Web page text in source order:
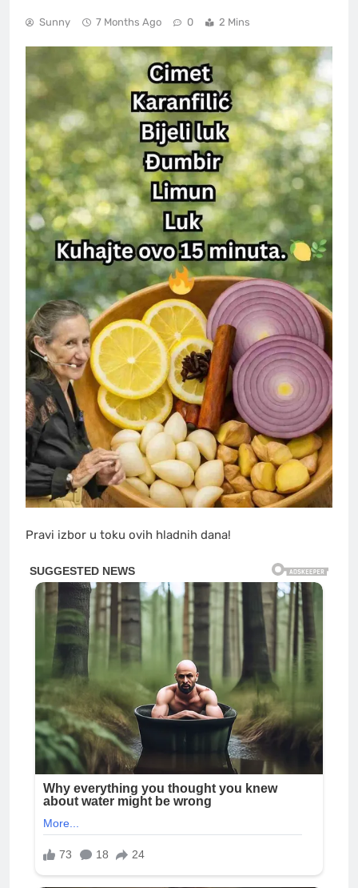
Sunny 7 Months Ago 0 2 Mins
Pravi izbor u toku ovih hladnih dana!